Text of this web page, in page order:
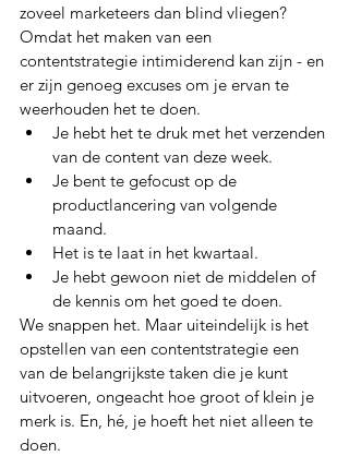
zoveel marketeers dan blind vliegen?
Omdat het maken van een
contentstrategie intimiderend kan zijn - en
er zijn genoeg excuses om je ervan te
weerhouden het te doen.
Je hebt het te druk met het verzenden
van de content van deze week.
Je bent te gefocust op de
productlancering van volgende
maand.
Het is te laat in het kwartaal.
Je hebt gewoon niet de middelen of
de kennis om het goed te doen.
We snappen het. Maar uiteindelijk is het
opstellen van een contentstrategie een
van de belangrijkste taken die je kunt
uitvoeren, ongeacht hoe groot of klein je
merk is. En, hé, je hoeft het niet alleen te
doen.